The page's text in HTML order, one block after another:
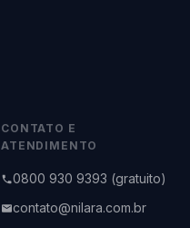
CONTATO E
ATENDIMENTO
0800 930 9393 (gratuito)
contato@nilara.com.br